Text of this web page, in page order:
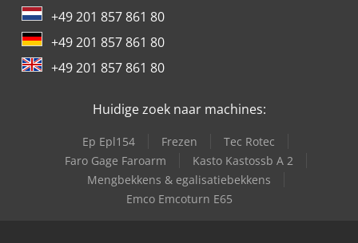
International 946
International 966
+49 201 857 861 80
+49 201 857 861 80
+49 201 857 861 80
Huidige zoek naar machines:
Ep Epl154 Frezen
Tec Rotec
Faro Gage Faroarm
Kasto Kastossb A 2
Mengbekkens & egalisatiebekkens
Emco Emcoturn E65